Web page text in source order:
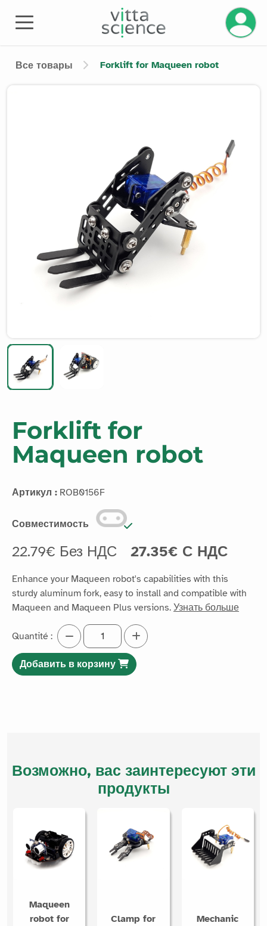
Все товары Forklift for Maqueen robot
Forklift for
Maqueen robot
Артикул : ROB0156F
Совместимость
22.79€ Без НДС 27.35€ С НДС
Enhance your Maqueen robot's capabilities with this
sturdy aluminum fork, easy to install and compatible with
Maqueen and Maqueen Plus versions. Узнать больше
Quantité :
Добавить в корзину
Возможно, вас заинтересуют эти
продукты
Maqueen
robot for
Clamp for
Mechanic